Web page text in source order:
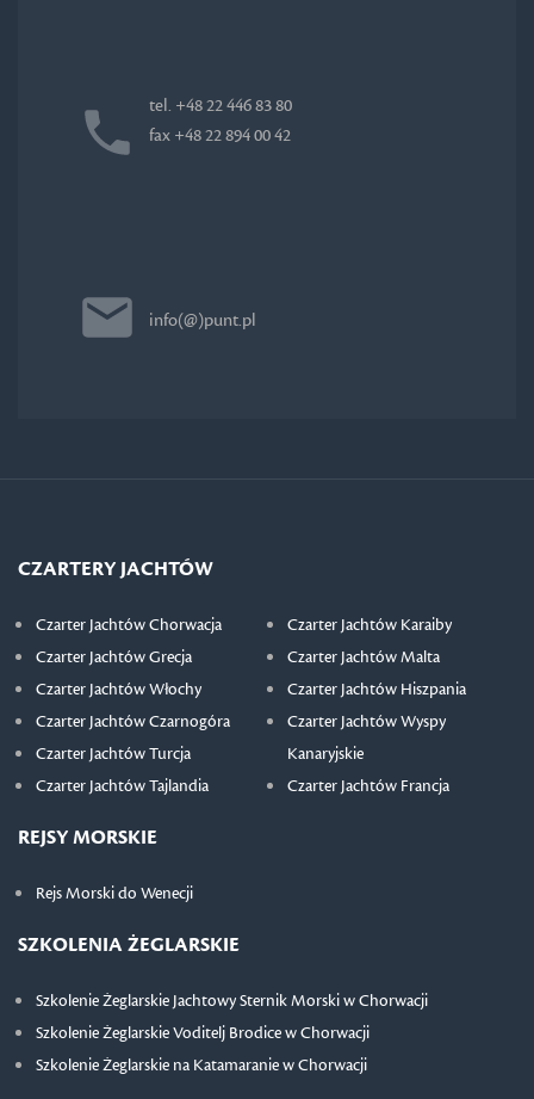
tel. +48 22 446 83 80
fax +48 22 894 00 42
info(@)punt.pl
CZARTERY JACHTÓW
Czarter Jachtów Chorwacja
Czarter Jachtów Grecja
Czarter Jachtów Włochy
Czarter Jachtów Czarnogóra
Czarter Jachtów Turcja
Czarter Jachtów Tajlandia
Czarter Jachtów Karaiby
Czarter Jachtów Malta
Czarter Jachtów Hiszpania
Czarter Jachtów Wyspy
Kanaryjskie
Czarter Jachtów Francja
REJSY MORSKIE
Rejs Morski do Wenecji
SZKOLENIA ŻEGLARSKIE
Szkolenie Żeglarskie Jachtowy Sternik Morski w Chorwacji
Szkolenie Żeglarskie Voditelj Brodice w Chorwacji
Szkolenie Żeglarskie na Katamaranie w Chorwacji